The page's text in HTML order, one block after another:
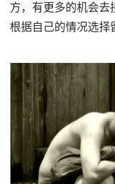
方，有更多的机会去
根据自己的情况选择